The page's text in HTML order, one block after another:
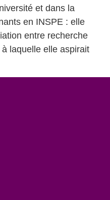
et dans la
en INSPE : elle
entre recherche
laquelle elle aspirait